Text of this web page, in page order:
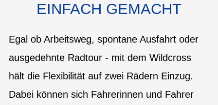
EINFACH GEMACHT
Egal ob Arbeitsweg, spontane Ausfahrt oder
ausgedehnte Radtour - mit dem Wildcross
hält die Flexibilität auf zwei Rädern Einzug.
Dabei können sich Fahrerinnen und Fahrer